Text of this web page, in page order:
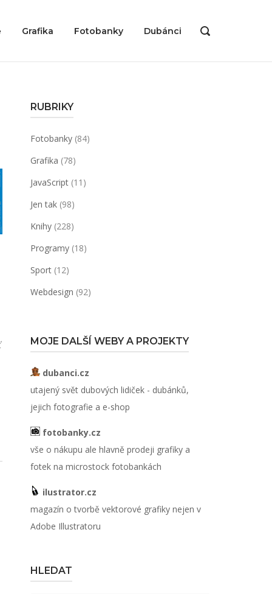
Grafika Fotobanky Dubánci
OPEN
RUBRIKY
Fotobanky(84)
Grafika (78)
JavaScript(11)
Jen tak(98)
Knihy(228)
Programy(18)
Sport(12)
Webdesign (92)
MOJE DALŠÍ WEBY A PROJEKTY
dubanci.cz
utajený svět dubových lidiček - dubánků,
jejich fotografie a e-shop
fotobanky.cz
vše o nákupu ale hlavně prodeji grafiky a
fotek na microstock fotobankách
ilustrator.cz
magazín o tvorbě vektorové grafiky nejen v
Adobe Illustratoru
HLEDAT